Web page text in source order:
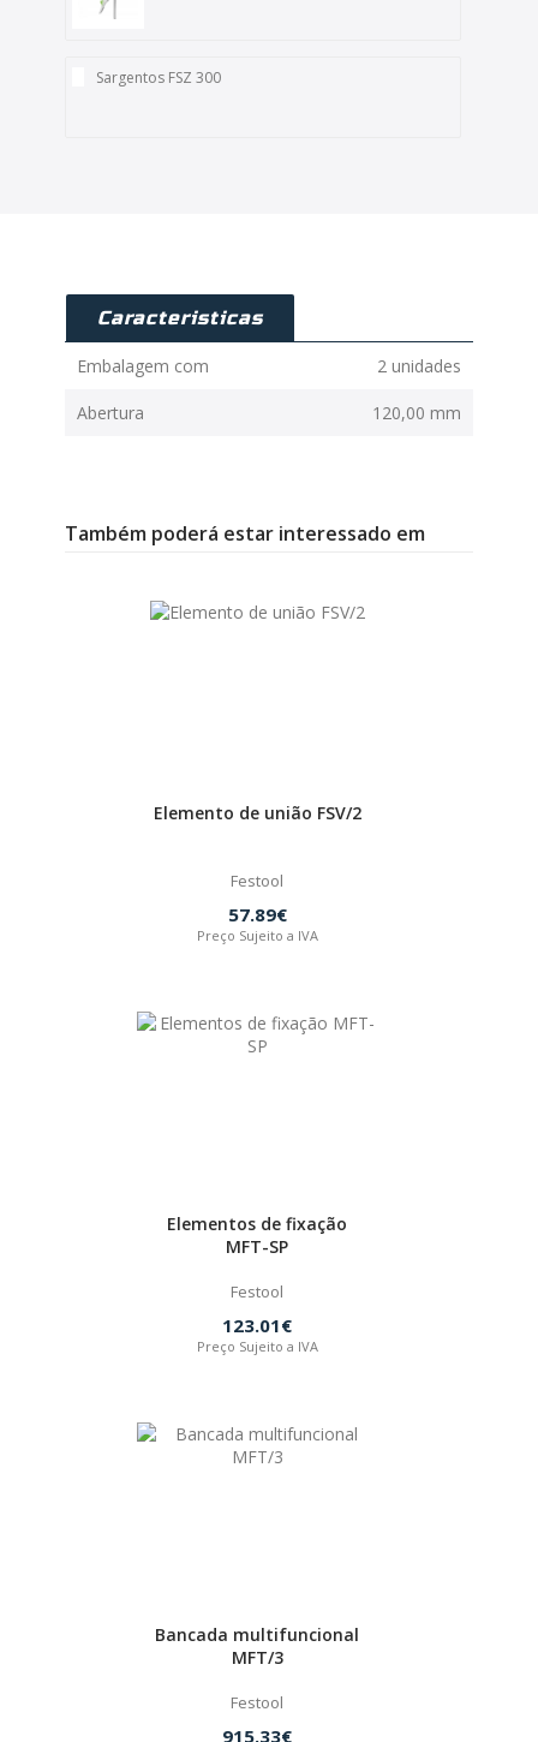
Sargentos FSZ 300
Caracteristicas
Embalagem com 2 unidades
Abertura 120,00 mm
Também poderá estar interessado em
Elemento de união FSV/2
Festool
57.89€
Preço Sujeito a IVA
Elementos de fixação
MFT-SP
Festool
123.01€
Preço Sujeito a IVA
Bancada multifuncional
MFT/3
Festool
915.33€